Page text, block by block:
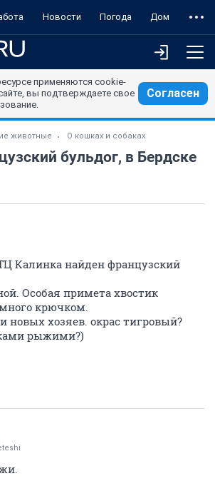
Новости Погода Дом
применяются cookie-
вы подтверждаете свое
Согласен
животные О кошках и собаках
бульдог, в Бердске
Калинка найден французский
Особая примета хвостик
крючком.
хозяев. окрас тигровый?
рыжими?)